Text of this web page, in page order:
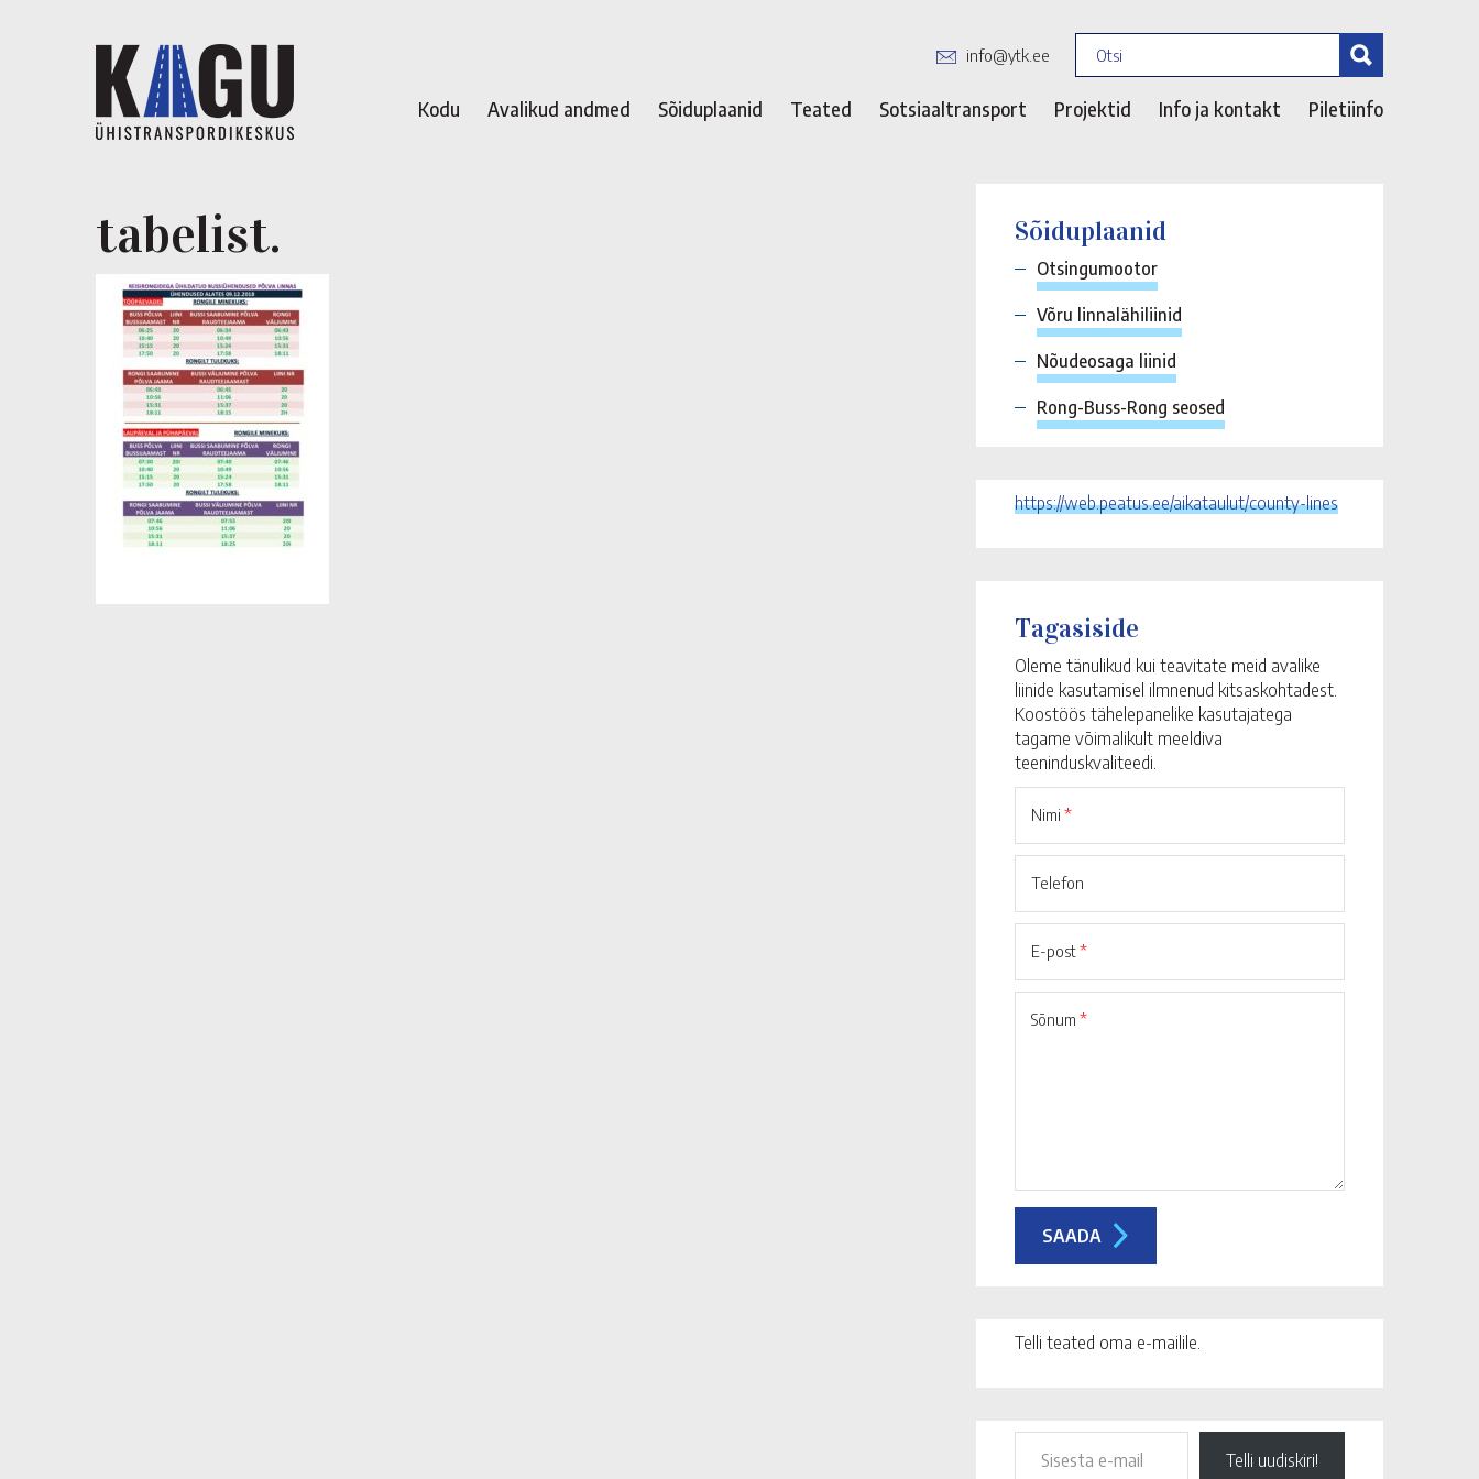
info@ytk.ee
Kodu Avalikud andmed Sõiduplaanid Teated Sotsiaaltransport Projektid Info ja kontakt Piletiinfo
tabelist. Sõiduplaanid
Otsingumootor
Võru linnalähiliinid
Nõudeosaga liinid
Rong-Buss-Rong seosed
https://web.peatus.ee/aikataulut/county-lines
Tagasiside
Oleme tänulikud kui teavitate meid avalike
liinide kasutamisel ilmnenud kitsaskohtadest.
Koostöös tähelepanelike kasutajatega
tagame võimalikult meeldiva
teeninduskvaliteedi.
Nimi *
Telefon
E-post*
Sõnum *
Telli teated oma e-mailile.
Telli uudiskiri!